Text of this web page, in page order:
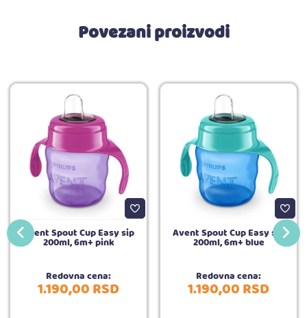
Povezani proizvodi
Avent Spout Cup Easy sip
200ml, 6m+ pink
Redovna cena:
1.190,00RSD
Avent Spout Cup Easy sip
200ml, 6m+ blue
Redovna cena:
1.190,00RSD